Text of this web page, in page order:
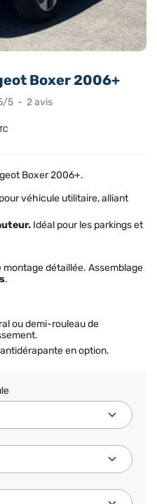
Boxer 2006+
/5 - 2avis
Boxer 2006+.
véhicule utilitaire, alliant
Idéal pour les parkings et
détaillée. Assemblage
.
ou demi-rouleau de
en option.